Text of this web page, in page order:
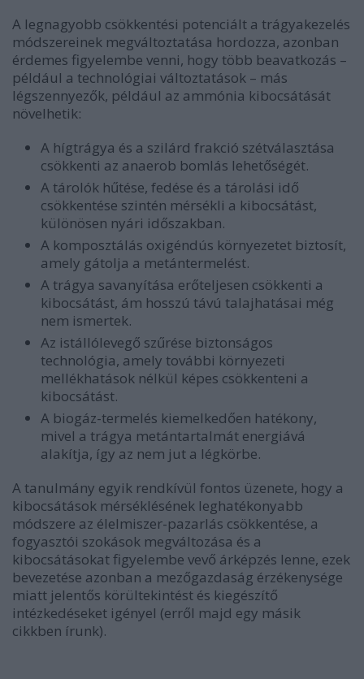
A legnagyobb csökkentési potenciált a trágyakezelés
módszereinek megváltoztatása hordozza, azonban
érdemes figyelembe venni, hogy több beavatkozás –
például a technológiai változtatások – más
légszennyezők, például az ammónia kibocsátását
növelhetik:
A hígtrágya és a szilárd frakció szétválasztása
csökkenti az anaerob bomlás lehetőségét.
A tárolók hűtése, fedése és a tárolási idő
csökkentése szintén mérsékli a kibocsátást,
különösen nyári időszakban.
A komposztálás oxigéndús környezetet biztosít,
amely gátolja a metántermelést.
A trágya savanyítása erőteljesen csökkenti a
kibocsátást, ám hosszú távú talajhatásai még
nem ismertek.
Az istállólevegő szűrése biztonságos
technológia, amely további környezeti
mellékhatások nélkül képes csökkenteni a
kibocsátást.
A biogáz-termelés kiemelkedően hatékony,
mivel a trágya metántartalmát energiává
alakítja, így az nem jut a légkörbe.
A tanulmány egyik rendkívül fontos üzenete, hogy a
kibocsátások mérséklésének leghatékonyabb
módszere az élelmiszer-pazarlás csökkentése, a
fogyasztói szokások megváltozása és a
kibocsátásokat figyelembe vevő árképzés lenne, ezek
bevezetése azonban a mezőgazdaság érzékenysége
miatt jelentős körültekintést és kiegészítő
intézkedéseket igényel (erről majd egy másik
cikkben írunk).